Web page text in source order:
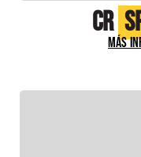
CR
MÁS